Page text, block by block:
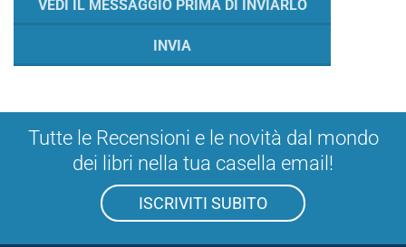
Tutte le Recensioni e le novità dal mondo
dei libri nella tua casella email!
ISCRIVITI SUBITO